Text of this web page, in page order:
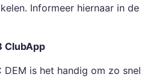
Informeer hiernaar in de
ClubApp
DEM is het handig om zo snel